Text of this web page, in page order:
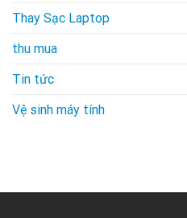
Thay Sạc Laptop
thu mua
Tin tức
Vệ sinh máy tính